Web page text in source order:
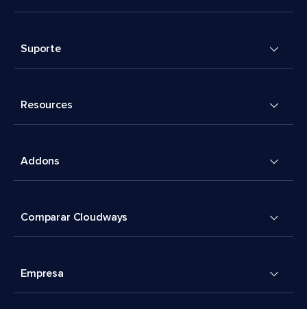
Suporte
Resources
Addons
Comparar Cloudways
Empresa